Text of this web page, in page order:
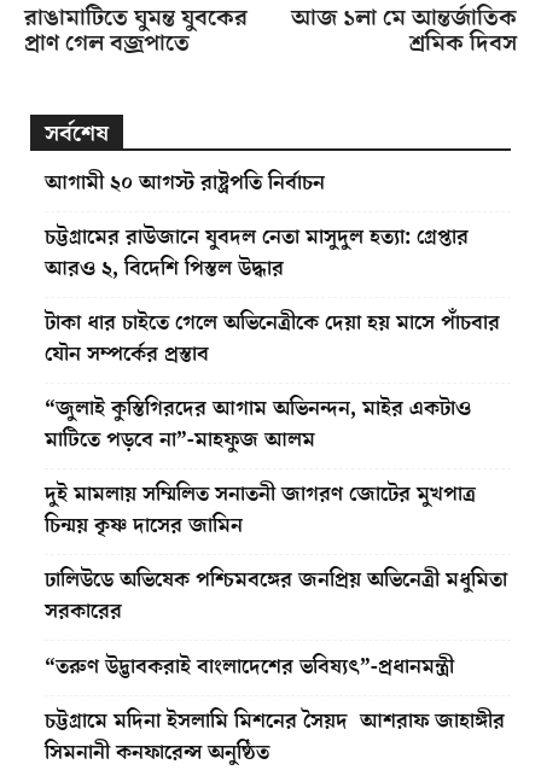
রাঙামাটিতে ঘুমন্ত যুবকের
প্রাণ গেল বজ্রপাতে
আজ ১লা মে আন্তর্জাতিক
শ্রমিক দিবস
সর্বশেষ
আগামী ২০ আগস্ট রাষ্ট্রপতি নির্বাচন
চট্টগ্রামের রাউজানে যুবদল নেতা মাসুদুল হত্যা: গ্রেপ্তার
আরও ২, বিদেশি পিস্তল উদ্ধার
টাকা ধার চাইতে গেলে অভিনেত্রীকে দেয়া হয় মাসে পাঁচবার
যৌন সম্পর্কের প্রস্তাব
“জুলাই কুস্তিগিরদের আগাম অভিনন্দন, মাইর একটাও
মাটিতে পড়বে না”-মাহফুজ আলম
দুই মামলায় সম্মিলিত সনাতনী জাগরণ জোটের মুখপাত্র
চিন্ময় কৃষ্ণ দাসের জামিন
ঢালিউডে অভিষেক পশ্চিমবঙ্গের জনপ্রিয় অভিনেত্রী মধুমিতা
সরকারের
“তরুণ উদ্ভাবকরাই বাংলাদেশের ভবিষ্যৎ”-প্রধানমন্ত্রী
চট্টগ্রামে মদিনা ইসলামি মিশনের সৈয়দ আশরাফ জাহাঙ্গীর
সিমনানী কনফারেন্স অনুষ্ঠিত